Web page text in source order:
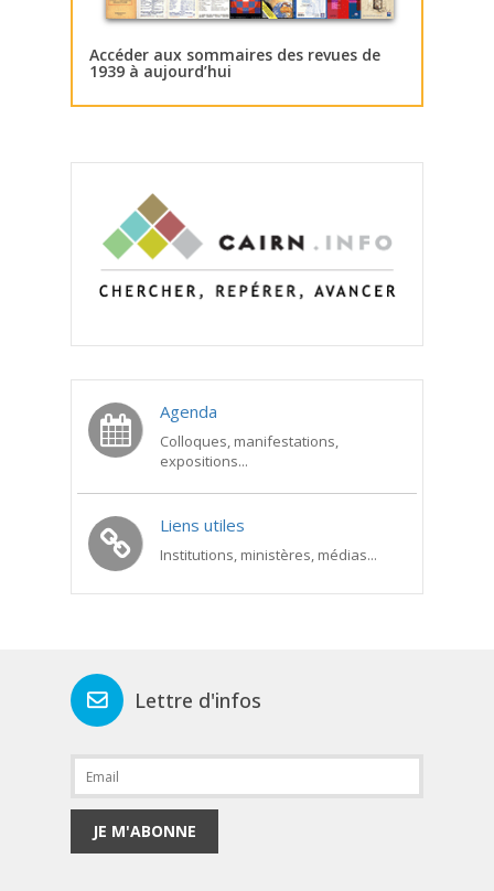
Accéder aux sommaires des revues de
1939 à aujourd’hui
Agenda
Colloques, manifestations,
expositions...
Liens utiles
Institutions, ministères, médias...
Lettre d'infos
JE M'ABONNE